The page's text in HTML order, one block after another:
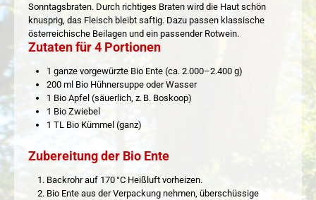
Sonntagsbraten. Durch richtiges Braten wird die Haut schön
knusprig, das Fleisch bleibt saftig. Dazu passen klassische
österreichische Beilagen und ein passender Rotwein.
Zutaten für 4 Portionen
1 ganze vorgewürzte Bio Ente (ca. 2.000–2.400 g)
200 ml Bio Hühnersuppe oder Wasser
1 Bio Apfel (säuerlich, z. B. Boskoop)
1 Bio Zwiebel
1 TL Bio Kümmel (ganz)
Zubereitung der Bio Ente
Backrohr auf 170 °C Heißluft vorheizen.
Bio Ente aus der Verpackung nehmen, überschüssige